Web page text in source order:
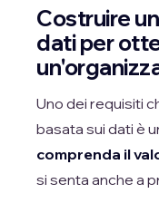
Costruire
dati per
Uno dei requisiti
basata sui dati è
comprenda il
si senta anche a